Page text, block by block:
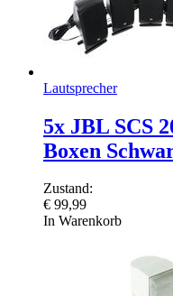
Lautsprecher
5x JBL SCS
Boxen
Zustand:
€ 99,99
In Warenkorb